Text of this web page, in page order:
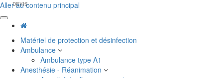
Aller au contenu principal
Matériel de protection et désinfection
Ambulance
Ambulance type A1
Anesthésie - Réanimation
DEVIS